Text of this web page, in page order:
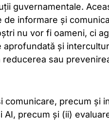
guvernamentale.
informare și
nu vor fi oameni, ci
și
sau
precum și
precum și (ii)